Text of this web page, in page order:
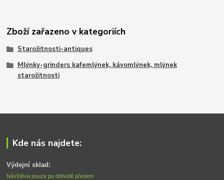
Zboží zařazeno v kategoriích
Starožitnosti-antiques
Mlýnky-grinders kafemlýnek, kávomlýnek, mlýnek
starožitnosti
Kde nás najdete:
Výdejní sklad:
Návštěva pouze po dohodě předem